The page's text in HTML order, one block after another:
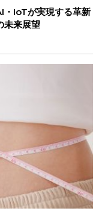
・IoTが実現する革新
未来展望